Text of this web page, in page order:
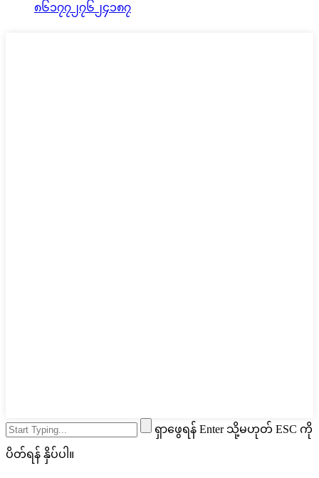
၈၆၁၇၇၂၇၆၂၄၁၈၇
ရှာဖွေရန် Enter သို့မဟုတ် ESC ကို
ပိတ်ရန် နှိပ်ပါ။